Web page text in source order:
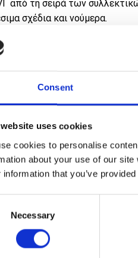
Consent
uses cookies
cookies to personalise
about your use of our
information that you’ve
Necessary
από τη σειρά των
σχέδια και νούμερα.
στις 16/09/24 και θα
για τρεις ακόμη νικητές)
στις 16/09/24 με
έχει εξαντληθεί θα
στην συμμετοχή στον
μη αποδοχής του
συγκεκριμένο δώρο. Ο
30/09/2024.
μεταβιβάζεται.
κλήρωση θα πρέπει ο κάθε
κλήρωση θα πρέπει ο κάθε